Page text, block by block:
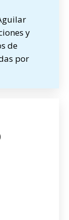
y
de
por